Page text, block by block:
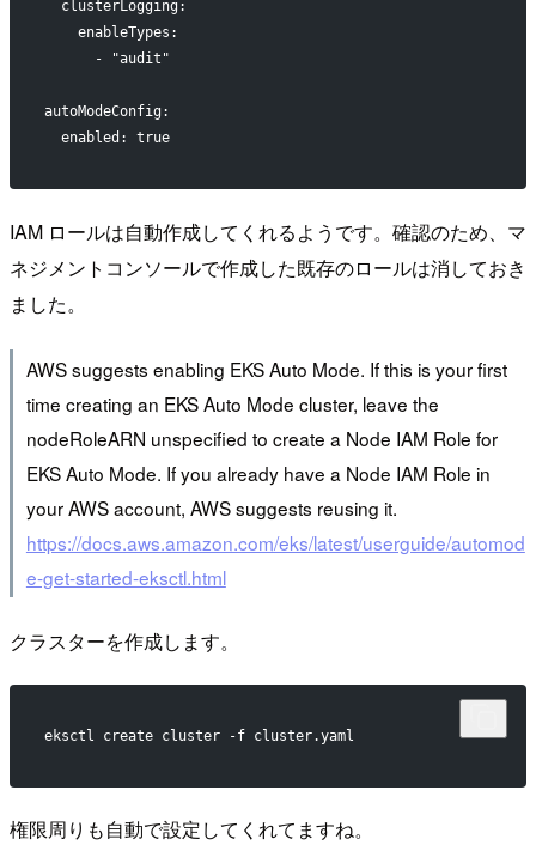
  clusterLogging:
    enableTypes:
      - "audit"
autoModeConfig:
  enabled: true
IAM ロールは自動作成してくれるようです。確認のため、マ
ネジメントコンソールで作成した既存のロールは消しておき
ました。
AWS suggests enabling EKS Auto Mode. If this is your first
time creating an EKS Auto Mode cluster, leave the
nodeRoleARN unspecified to create a Node IAM Role for
EKS Auto Mode. If you already have a Node IAM Role in
your AWS account, AWS suggests reusing it.
https://docs.aws.amazon.com/eks/latest/userguide/automod
e-get-started-eksctl.html
クラスターを作成します。
eksctl create cluster -f cluster.yaml
権限周りも自動で設定してくれてますね。